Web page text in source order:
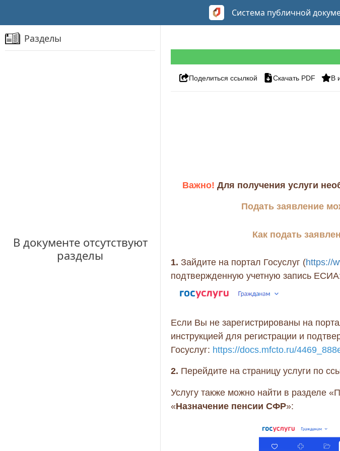
Система публичной
Разделы
В документе отсутствуют
разделы
Поделиться ссылкой Скачать PDF В
Важно!Для получения услуги
Подать заявление
Как подать
1.Зайдите на портал Госуслуг (https://
подтвержденную учетную запись
Если Вы не зарегистрированы на
инструкцией для регистрации и
Госуслуг: https://docs.mfcto.ru/
2. Перейдите на страницу услуги по
Услугу также можно найти в разделе
«Назначение пенсии СФР»: